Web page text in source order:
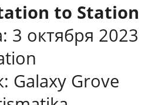
to Station
3 октября 2023
Galaxy Grove